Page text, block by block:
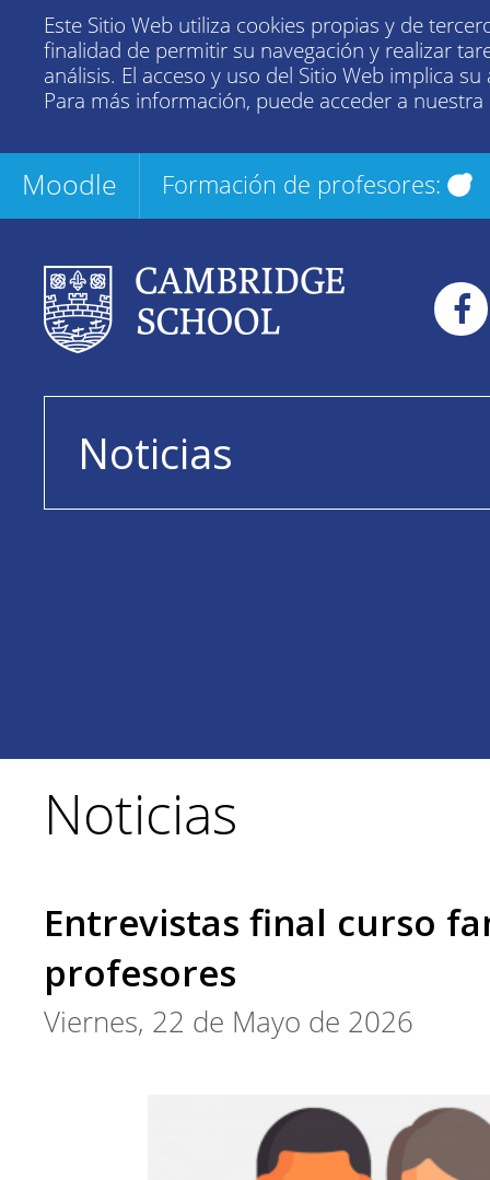
Este Sitio Web utiliza cookies propias y de
finalidad de permitir su navegación y realizar
análisis. El acceso y uso del Sitio Web implica su
Para más información, puede acceder a nuestra
Moodle Formación de profesores:
Noticias
Noticias
Entrevistas final curso
profesores
Viernes, 22 de Mayo de 2026